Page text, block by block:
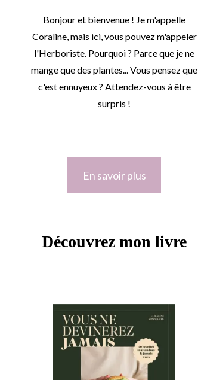
Bonjour et bienvenue ! Je m'appelle
Coraline, mais ici, vous pouvez m'appeler
l'Herboriste. Pourquoi ? Parce que je ne
mange que des plantes... Vous pensez que
c'est ennuyeux ? Attendez-vous à être
surpris !
En savoir plus
Découvrez mon livre